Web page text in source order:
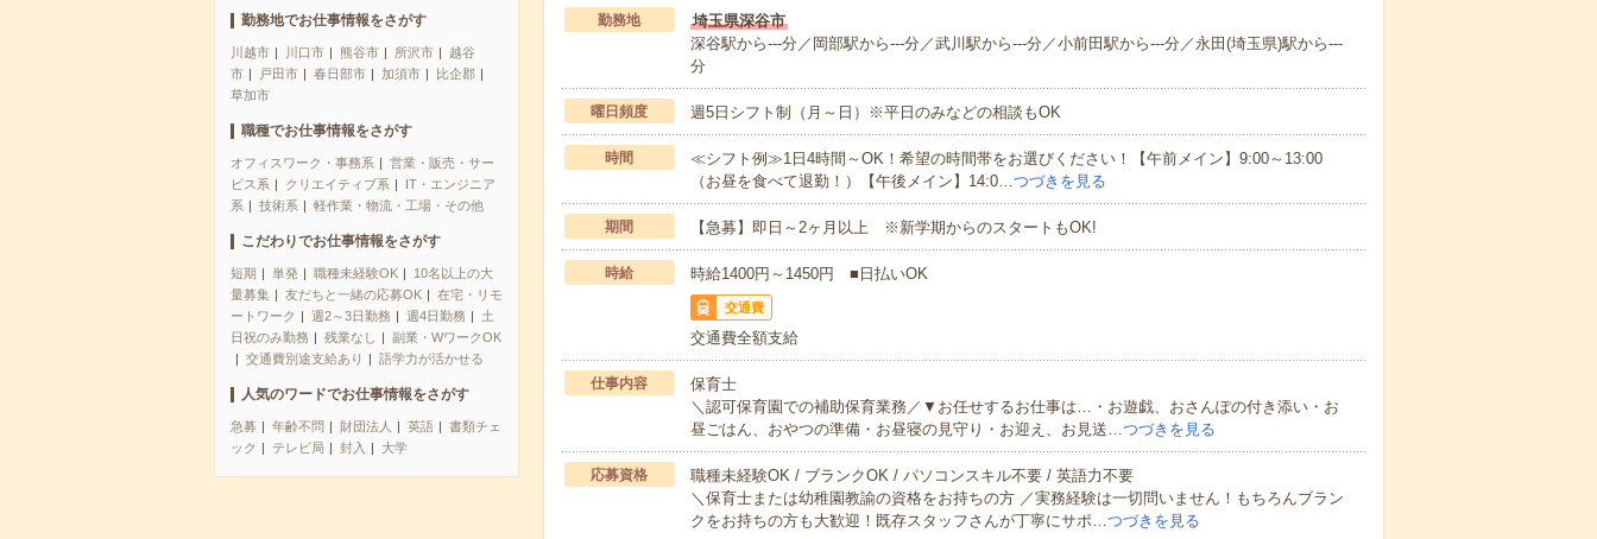
勤務地でお仕事情報をさがす
川越市 川口市 熊谷市 所沢市
越谷
市
戸田市 春日部市 加須市
比企郡
草加市
職種でお仕事情報をさがす
オフィスワーク・事務系
営業・販売・サー
ビス系
クリエイティブ系
IT・エンジニア
系
技術系 軽作業・物流・工場・その他
こだわりでお仕事情報をさがす
短期 単発 職種未経験OK
10名以上の大
量募集
友だちと一緒の応募OK
在宅・リモ
ートワーク
週2～3日勤務 週4日勤務
土
日祝のみ勤務
残業なし
副業・WワークOK
交通費別途支給あり
語学力が活かせる
人気のワードでお仕事情報をさがす
急募 年齢不問 財団法人 英語
書類チェ
ック
テレビ局 封入 大学
勤務地
埼玉県深谷市
深谷駅から---分／岡部駅から---分／武川駅から---分／小前田駅から---分／永田(埼玉県)駅から---
分
曜日頻度 週5日シフト制（月～日）※平日のみなどの相談もOK
時間
≪シフト例≫1日4時間～OK！希望の時間帯をお選びください！【午前メイン】9:00～13:00
（お昼を食べて退勤！）【午後メイン】14:0…つづきを見る
期間 【急募】即日～2ヶ月以上 ※新学期からのスタートもOK!
時給 時給1400円～1450円 ■日払いOK
交通費
交通費全額支給
仕事内容
保育士
＼認可保育園での補助保育業務／▼お任せするお仕事は…・お遊戯、おさんぽの付き添い・お
昼ごはん、おやつの準備・お昼寝の見守り・お迎え、お見送…つづきを見る
応募資格
職種未経験OK / ブランクOK / パソコンスキル不要 / 英語力不要
＼保育士または幼稚園教諭の資格をお持ちの方 ／実務経験は一切問いません！もちろんブラン
クをお持ちの方も大歓迎！既存スタッフさんが丁寧にサポ…つづきを見る